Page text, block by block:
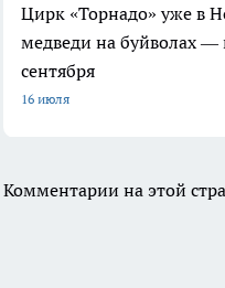
Цирк «Торнадо» уже в
медведи на буйволах
сентября
16 июля
Комментарии на этой